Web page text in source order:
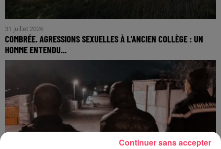
31 juillet 2026
COMBRÉE. AGRESSIONS SEXUELLES À L'ANCIEN COLLÈGE : UN
HOMME ENTENDU...
Continuer sans accepter